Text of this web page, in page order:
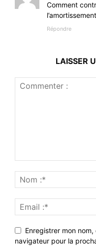
Comment
Répondre
LAISSER
Enregistrer mon
navigateur pour la